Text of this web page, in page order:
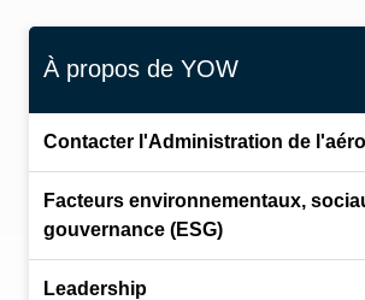
À propos de YOW
Contacter l'Administration de
Facteurs environnementaux,
gouvernance (ESG)
Leadership